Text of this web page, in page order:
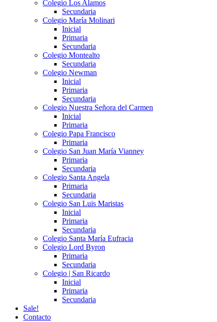
Colegio Los Alamos
Secundaria
Colegio María Molinari
Inicial
Primaria
Secundaria
Colegio Montealto
Secundaria
Colegio Newman
Inicial
Primaria
Secundaria
Colegio Nuestra Señora del Carmen
Inicial
Primaria
Colegio Papa Francisco
Primaria
Colegio San Juan María Vianney
Primaria
Secundaria
Colegio Santa Angela
Primaria
Secundaria
Colegio San Luis Maristas
Inicial
Primaria
Secundaria
Colegio Santa María Eufracia
Colegio Lord Byron
Primaria
Secundaria
Colegio | San Ricardo
Inicial
Primaria
Secundaria
Sale!
Contacto